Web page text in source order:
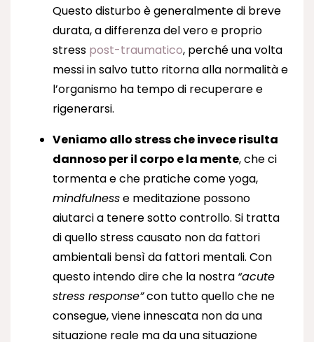
Questo disturbo è generalmente di breve
durata, a differenza del vero e proprio
stress post-traumatico, perché una volta
messi in salvo tutto ritorna alla normalità e
l’organismo ha tempo di recuperare e
rigenerarsi.
Veniamo allo stress che invece risulta
dannoso per il corpo e la mente, che ci
tormenta e che pratiche come yoga,
mindfulnesse meditazione possono
aiutarci a tenere sotto controllo. Si tratta
di quello stress causato non da fattori
ambientali bensì da fattori mentali. Con
questo intendo dire che la nostra “acute
stress response”con tutto quello che ne
consegue, viene innescata non da una
situazione reale ma da una situazione